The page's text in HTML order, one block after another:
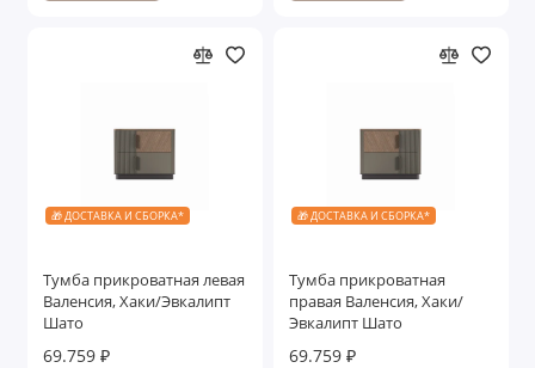
🎁 ДОСТАВКА И СБОРКА*
Тумба прикроватная левая
Валенсия, Хаки/Эвкалипт
Шато
69.759 ₽
🎁 ДОСТАВКА И СБОРКА*
Тумба прикроватная
правая Валенсия, Хаки/
Эвкалипт Шато
69.759 ₽